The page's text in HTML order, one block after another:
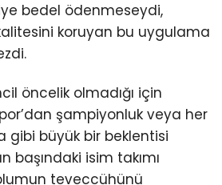
bedel ödenmeseydi,
koruyan bu uygulama
öncelik olmadığı için
şampiyonluk veya her
gibi büyük bir beklentisi
başındaki isim takımı
teveccühünü